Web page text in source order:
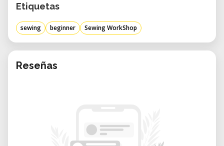
Etiquetas
sewing beginner Sewing WorkShop
Reseñas